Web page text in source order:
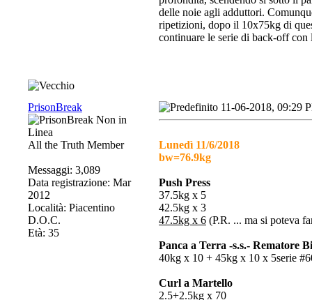
delle noie agli adduttori.
ripetizioni, dopo il 10x75kg di
continuare le serie di back-off
PrisonBreak
All the Truth Member
Messaggi: 3,089
Data registrazione: Mar
2012
Località: Piacentino
D.O.C.
Età: 35
11-06-2018, 09:29
Lunedì 11/6/2018
bw=76.9kg
Push Press
37.5kg x 5
42.5kg x 3
47.5kg x 6 (P.R. ... ma si poteva
Panca a Terra -s.s.- Rematore
40kg x 10 + 45kg x 10 x 5serie
Curl a Martello
2.5+2.5kg x 70